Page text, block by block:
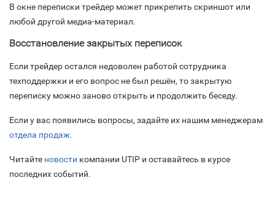
В окне переписки трейдер может прикрепить скриншот или
любой другой медиа-материал.
Восстановление закрытых переписок
Если трейдер остался недоволен работой сотрудника
техподдержки и его вопрос не был решён, то закрытую
переписку можно заново открыть и продолжить беседу.
Если у вас появились вопросы, задайте их нашим менеджерам
отдела продаж.
Читайте новости компании UTIP и оставайтесь в курсе
последних событий.